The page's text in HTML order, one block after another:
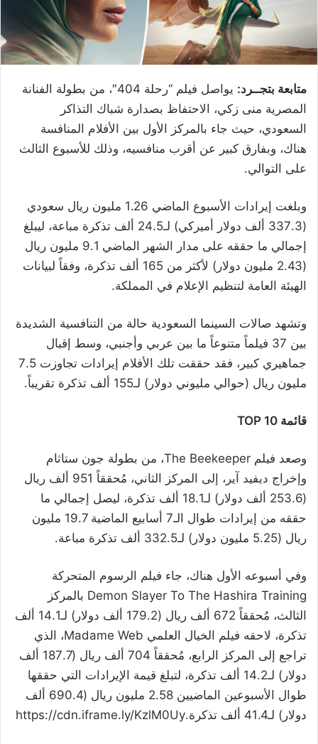
متابعة بتجــرد:
يواصل فيلم “رحلة 404″، من بطولة الفنانة
المصرية منى زكي، الاحتفاظ بصدارة شباك التذاكر
السعودي، حيث جاء بالمركز الأول بين الأفلام المنافسة
هناك، وبفارق كبير عن أقرب منافسيه، وذلك للأسبوع الثالث
على التوالي.
وبلغت إيرادات الأسبوع الماضي 1.26 مليون ريال سعودي
(337.3 ألف دولار أميركي) لـ24.5 ألف تذكرة مباعة، ليبلغ
إجمالي ما حققه على مدار الشهر الماضي 9.1 مليون ريال
(2.43 مليون دولار) لأكثر من 165 ألف تذكرة، وفقاً لبيانات
الهيئة العامة لتنظيم الإعلام في المملكة.
وتشهد صالات السينما السعودية حالة من التنافسية الشديدة
بين 37 فيلماً متنوعاً ما بين عربي وأجنبي، وسط إقبال
جماهيري كبير، فقد حققت تلك الأفلام إيرادات تجاوزت 7.5
مليون ريال (حوالي مليوني دولار) لـ155 ألف تذكرة تقريباً.
قائمة TOP 10
وصعد فيلم The Beekeeper، من بطولة جون ستاثام
وإخراج ديفيد آير، إلى المركز الثاني، مُحققاً 951 ألف ريال
(253.6 ألف دولار) لـ18.1 ألف تذكرة، ليصل إجمالي ما
حققه من إيرادات طوال الـ7 أسابيع الماضية 19.7 مليون
ريال (5.25 مليون دولار) لـ332.5 ألف تذكرة مباعة.
وفي أسبوعه الأول هناك، جاء فيلم الرسوم المتحركة
Demon Slayer To The Hashira Training بالمركز
الثالث، مُحققاً 672 ألف ريال (179.2 ألف دولار) لـ14.1 ألف
تذكرة، لاحقه فيلم الخيال العلمي Madame Web، الذي
تراجع إلى المركز الرابع، مُحققاً 704 ألف ريال (187.7 ألف
دولار) لـ14.2 ألف تذكرة، لتبلغ قيمة الإيرادات التي حققها
طوال الأسبوعين الماضيين 2.58 مليون ريال (690.4 ألف
دولار) لـ41.4 ألف تذكرة.https://cdn.iframe.ly/KzlM0Uy